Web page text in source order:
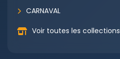
CARNAVAL
Voir toutes les collections